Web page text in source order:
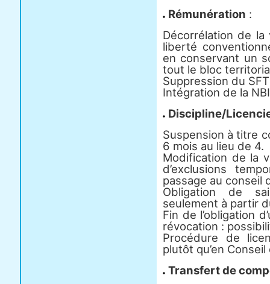
Rémunération :
Décorrélation de la
liberté
en conservant un
tout le bloc
Suppression du
Intégration de la
Discipline/
Suspension à titre
6 mois au lieu de 4.
Modification de la
d’exclusions
passage au conseil
Obligation de
seulement à partir
Fin de l’obligation
révocation :
Procédure de
plutôt qu’en
Transfert de